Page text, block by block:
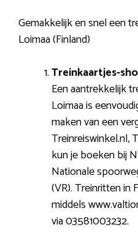
Gemakkelijk en snel een
Loimaa (Finland)
Treinkaartjes-
Een aantrekkelijk
Loimaa is
maken van een
Treinreiswinkel.nl,
kun je boeken bij
Nationale
(VR). Treinritten in
middels
via 03581003232.